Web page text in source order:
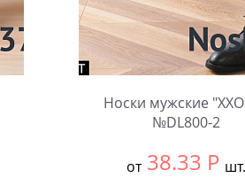
Носки мужские
№DL800-2
от 38.33 Р шт.